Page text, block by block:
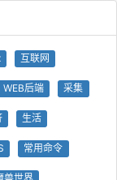
互联网
WEB后端 采集
生活
常用命令